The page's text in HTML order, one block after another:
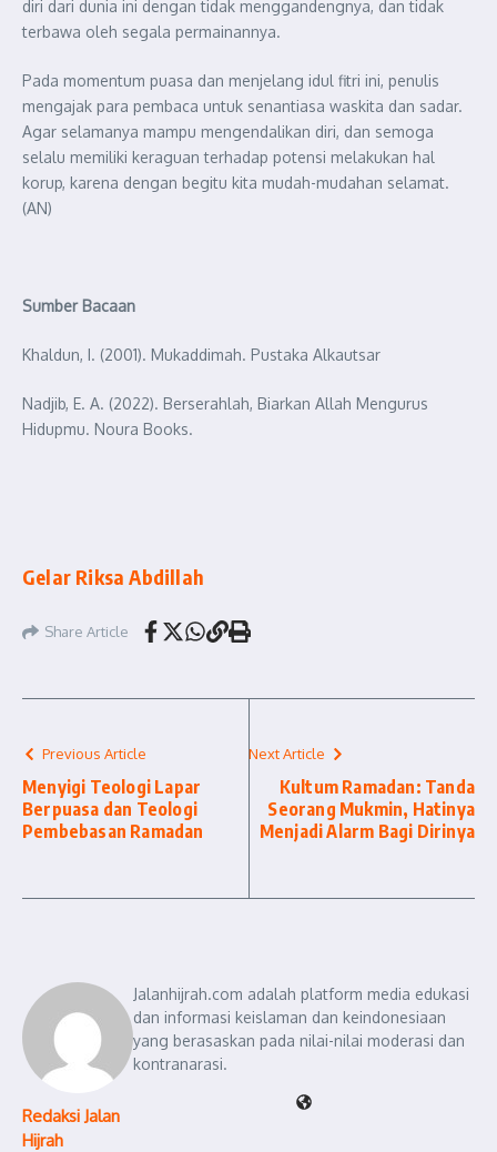
diri dari dunia ini dengan tidak menggandengnya, dan tidak
terbawa oleh segala permainannya.
Pada momentum puasa dan menjelang idul fitri ini, penulis
mengajak para pembaca untuk senantiasa waskita dan sadar.
Agar selamanya mampu mengendalikan diri, dan semoga
selalu memiliki keraguan terhadap potensi melakukan hal
korup, karena dengan begitu kita mudah-mudahan selamat.
(AN)
Sumber Bacaan
Khaldun, I. (2001). Mukaddimah. Pustaka Alkautsar
Nadjib, E. A. (2022). Berserahlah, Biarkan Allah Mengurus
Hidupmu. Noura Books.
Gelar Riksa Abdillah
Share Article
Previous Article
Menyigi Teologi Lapar
Berpuasa dan Teologi
Pembebasan Ramadan
Next Article
Kultum Ramadan: Tanda
Seorang Mukmin, Hatinya
Menjadi Alarm Bagi Dirinya
Redaksi Jalan
Hijrah
Jalanhijrah.com adalah platform media edukasi
dan informasi keislaman dan keindonesiaan
yang berasaskan pada nilai-nilai moderasi dan
kontranarasi.